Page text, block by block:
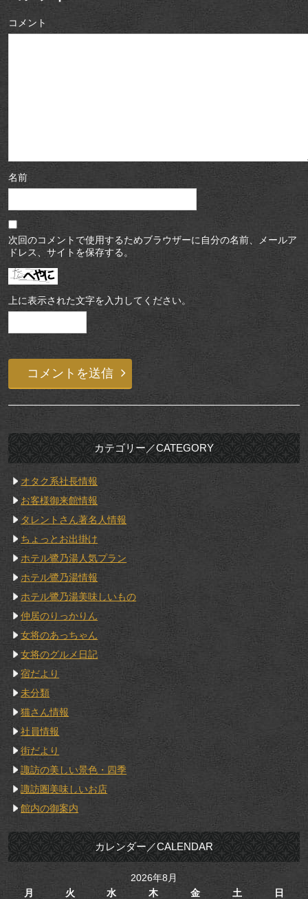
コメント
名前
次回のコメントで使用するためブラウザーに自分の名前、メールア
ドレス、サイトを保存する。
上に表示された文字を入力してください。
カテゴリー／CATEGORY
オタク系社長情報
お客様御来館情報
タレントさん著名人情報
ちょっとお出掛け
ホテル鷺乃湯人気プラン
ホテル鷺乃湯情報
ホテル鷺乃湯美味しいもの
仲居のりっかりん
女将のあっちゃん
女将のグルメ日記
宿だより
未分類
猫さん情報
社員情報
街だより
諏訪の美しい景色・四季
諏訪圏美味しいお店
館内の御案内
カレンダー／CALENDAR
2026年8月
月
火 水 木 金 土
日